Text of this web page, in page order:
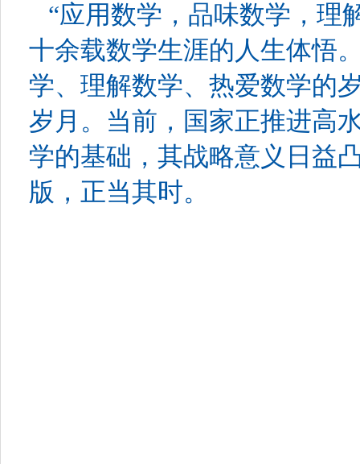
“应用数学，品味数学，理
十余载数学生涯的人生体悟
学、理解数学、热爱数学的
岁月。当前，国家正推进高
学的基础，其战略意义日益
版，正当其时。